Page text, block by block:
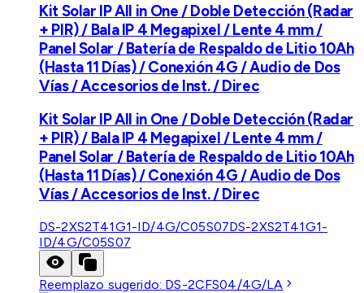
Kit Solar IP All in One / Doble Detección (Radar
+ PIR) / Bala IP 4 Megapixel / Lente 4 mm /
Panel Solar / Batería de Respaldo de Litio 10Ah
(Hasta 11 Días) / Conexión 4G / Audio de Dos
Vías / Accesorios de Inst. / Direc
Kit Solar IP All in One / Doble Detección (Radar
+ PIR) / Bala IP 4 Megapixel / Lente 4 mm /
Panel Solar / Batería de Respaldo de Litio 10Ah
(Hasta 11 Días) / Conexión 4G / Audio de Dos
Vías / Accesorios de Inst. / Direc
DS-2XS2T41G1-ID/4G/C05S07DS-2XS2T41G1-
ID/4G/C05S07
Reemplazo sugerido: DS-2CFS04/4G/LA